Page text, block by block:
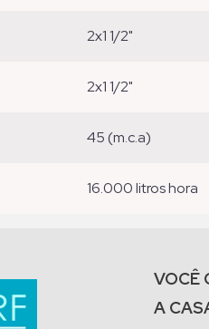
2x1 1/2"
2x1 1/2"
45 (m.c.a)
16.000 litros hora
VOCÊ
A